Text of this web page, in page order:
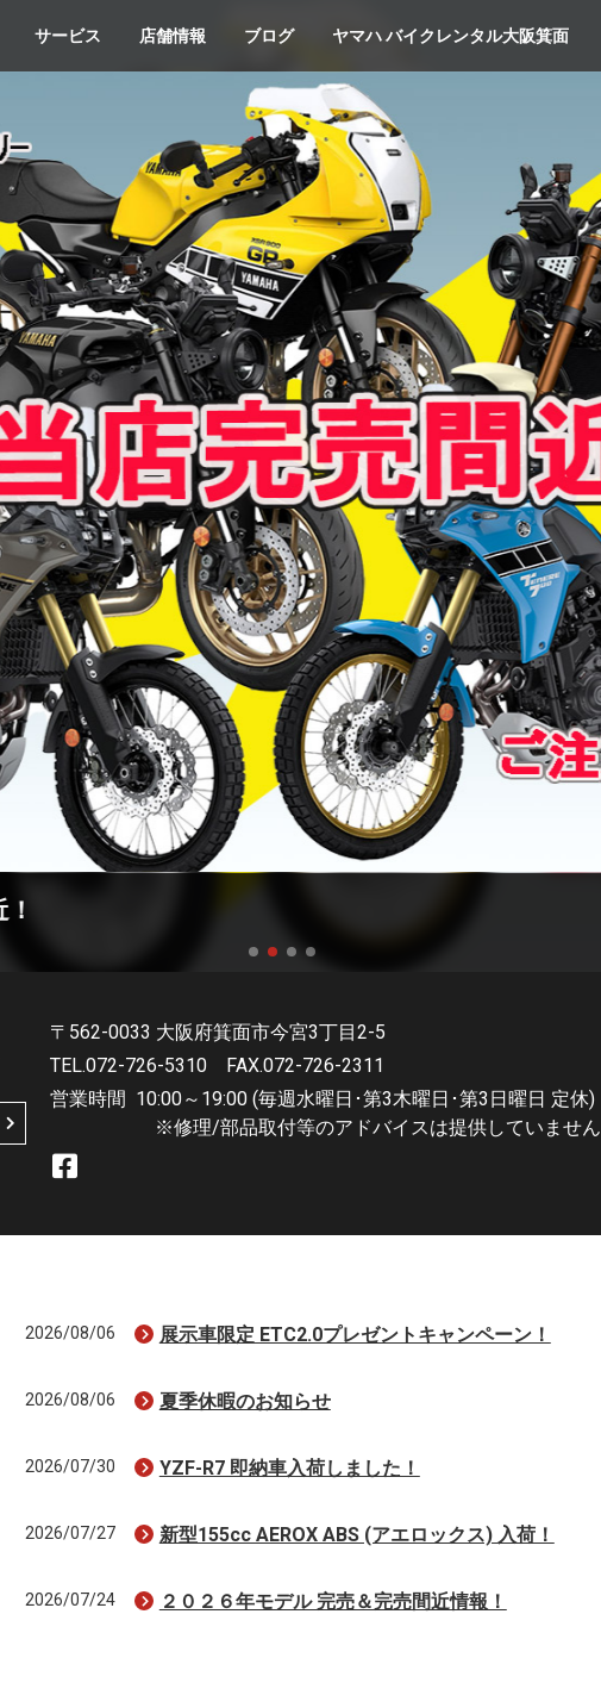
サービス 店舗情報 ブログ ヤマハ バイクレンタル大阪箕面
〒562-0033 大阪府箕面市今宮3丁目2-5
TEL.072-726-5310
FAX.072-726-2311
営業時間 10:00～19:00 (毎週水曜日･第3木曜日･第3日曜日 定休)
※修理/部品取付等のアドバイスは提供していません
2026/08/06 展示車限定 ETC2.0プレゼントキャンペーン！
2026/08/06 夏季休暇のお知らせ
2026/07/30 YZF-R7 即納車入荷しました！
2026/07/27 新型155cc AEROX ABS (アエロックス) 入荷！
2026/07/24 ２０２６年モデル 完売＆完売間近情報！